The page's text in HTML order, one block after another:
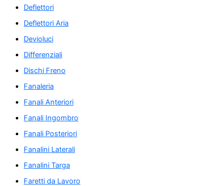
Deflettori
Deflettori Aria
Devioluci
Differenziali
Dischi Freno
Fanaleria
Fanali Anteriori
Fanali Ingombro
Fanali Posteriori
Fanalini Laterali
Fanalini Targa
Faretti da Lavoro